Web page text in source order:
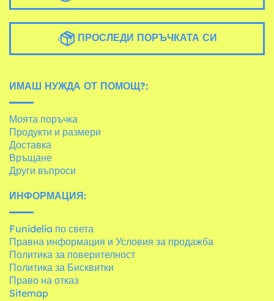
ПРОСЛЕДИ ПОРЪЧКАТА СИ
ИМАШ НУЖДА ОТ ПОМОЩ?:
Моята поръчка
Продукти и размери
Доставка
Връщане
Други въпроси
ИНФОРМАЦИЯ:
Funidelia по света
Правна информация и Условия за продажба
Политика за поверителност
Политика за Бисквитки
Право на отказ
Sitemap